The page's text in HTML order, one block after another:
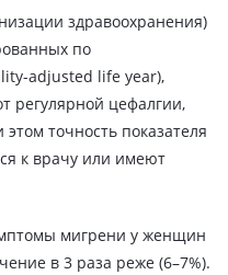
здравоохранения)
по
adjusted life year),
регулярной цефалгии,
точность показателя
к врачу или имеют
мигрени у женщин
в 3 раза реже (6–7%).